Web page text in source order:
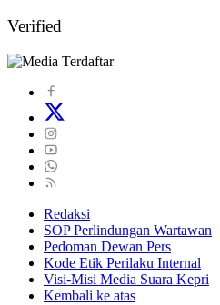
Verified
Redaksi
SOP Perlindungan Wartawan
Pedoman Dewan Pers
Kode Etik Perilaku Internal
Visi-Misi Media Suara Kepri
Kembali ke atas